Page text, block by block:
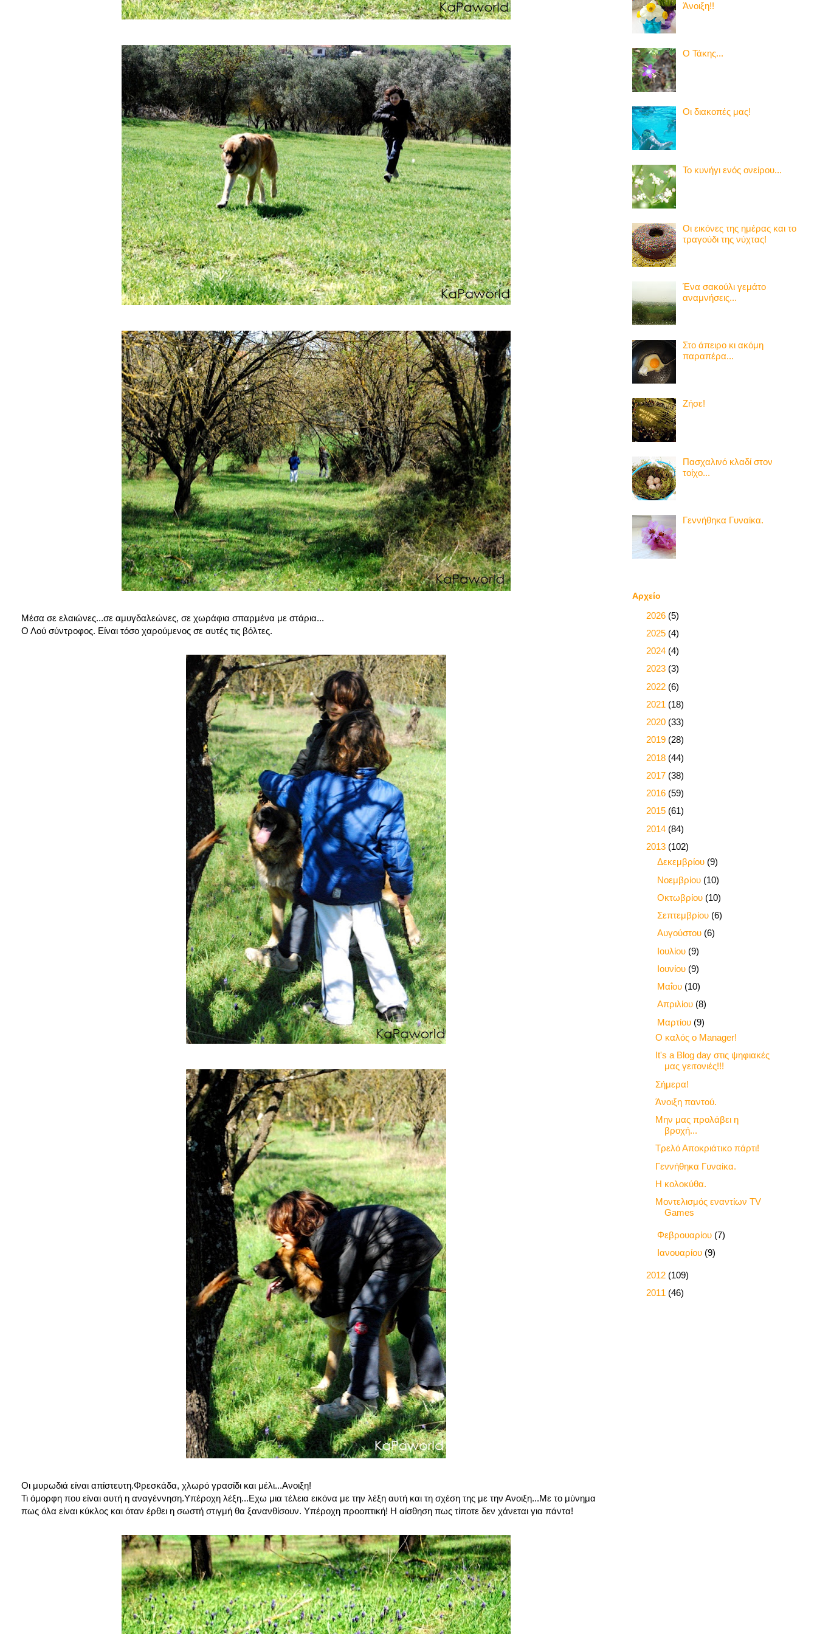
Μέσα σε ελαιώνες...σε αμυγδαλεώνες, σε χωράφια σπαρμένα με στάρια...
Ο Λού σύντροφος. Είναι τόσο χαρούμενος σε αυτές τις βόλτες.
Οι μυρωδιά είναι απίστευτη.Φρεσκάδα, χλωρό γρασίδι και μέλι...Ανοιξη!
Τι όμορφη που είναι αυτή η αναγέννηση.Υπέροχη λέξη...Εχω μια τέλεια εικόνα με την λέξη αυτή και τη σχέση της με την Ανοιξη...Με το μύνημα
πως όλα είναι κύκλος και όταν έρθει η σωστή στιγμή θα ξανανθίσουν. Υπέροχη προοπτική! Η αίσθηση πως τίποτε δεν χάνεται για πάντα!
Άνοιξη!!
Ο Τάκης...
Οι διακοπές μας!
Το κυνήγι ενός ονείρου...
Οι εικόνες της ημέρας και το
τραγούδι της νύχτας!
Ένα σακούλι γεμάτο
αναμνήσεις...
Στο άπειρο κι ακόμη
παραπέρα...
Ζήσε!
Πασχαλινό κλαδί στον
τοίχο...
Γεννήθηκα Γυναίκα.
Αρχείο
2026 (5)
2025 (4)
2024 (4)
2023 (3)
2022 (6)
2021 (18)
2020 (33)
2019 (28)
2018 (44)
2017 (38)
2016 (59)
2015 (61)
2014 (84)
2013 (102)
Δεκεμβρίου (9)
Νοεμβρίου (10)
Οκτωβρίου (10)
Σεπτεμβρίου (6)
Αυγούστου (6)
Ιουλίου (9)
Ιουνίου (9)
Μαΐου (10)
Απριλίου (8)
Μαρτίου (9)
Ο καλός ο Manager!
It's a Βlog day στις ψηφιακές
μας γειτονιές!!!
Σήμερα!
Άνοιξη παντού.
Μην μας προλάβει η
βροχή...
Τρελό Αποκριάτικο πάρτι!
Γεννήθηκα Γυναίκα.
Η κολοκύθα.
Μοντελισμός εναντίων TV
Games
Φεβρουαρίου (7)
Ιανουαρίου (9)
2012 (109)
2011 (46)